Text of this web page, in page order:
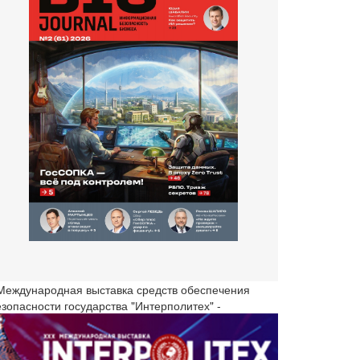
выставка средств обеспечения
государства "Интерполитех" -